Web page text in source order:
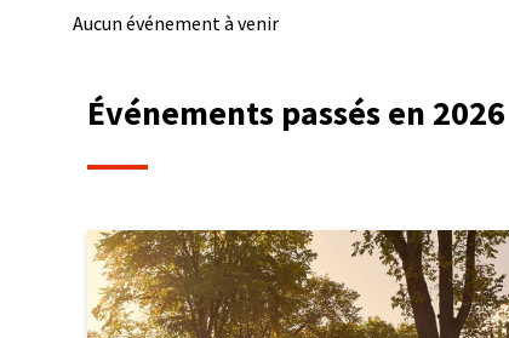
Aucun événement à venir
Événements passés en 2026